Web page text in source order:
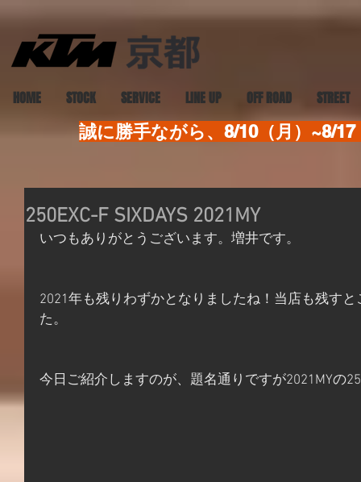
HOME STOCK SERVICE LINE UP OFF ROAD STREET
誠に勝手ながら、8/10（月）~8/
250EXC-F SIXDAYS 2021MY
いつもありがとうございます。増井です。
2021年も残りわずかとなりましたね！当店も残す
た。
今日ご紹介しますのが、題名通りですが2021MYの